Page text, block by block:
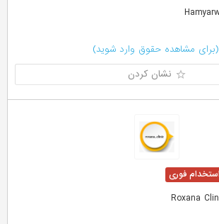
(برای مشاهده حقوق وارد شوید)
نشان کردن